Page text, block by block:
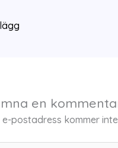
en
e-postadress kommer